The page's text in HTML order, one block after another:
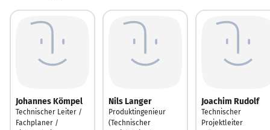
Johannes Kömpel
Technischer Leiter /
Fachplaner /
Nils Langer
Produktingenieur
(Technischer
Joachim Rudolf
Technischer
Projektleiter